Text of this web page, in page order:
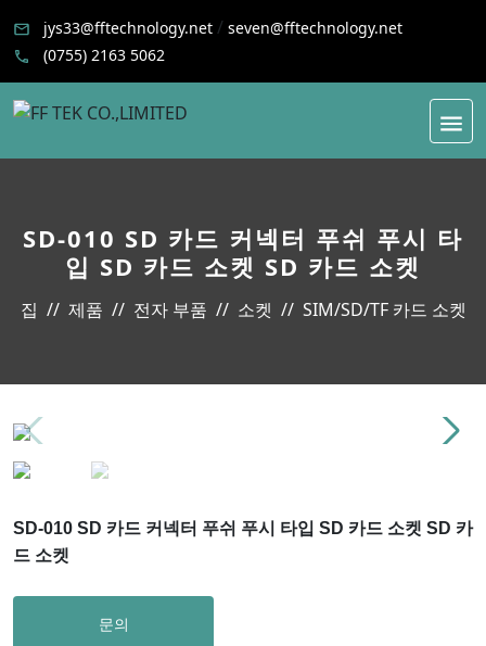
jys33@fftechnology.net / seven@fftechnology.net
(0755) 2163 5062
SD-010 SD 카드 커넥터 푸쉬 푸시 타
입 SD 카드 소켓 SD 카드 소켓
집 제품 전자 부품 소켓 SIM/SD/TF 카드 소켓
SD-010 SD 카드 커넥터 푸쉬 푸시 타입 SD 카드 소켓 SD 카
드 소켓
문의